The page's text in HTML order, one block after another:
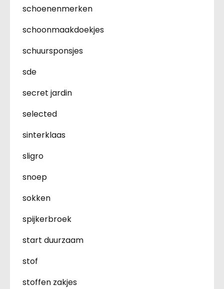
schoenenmerken
schoonmaakdoekjes
schuursponsjes
sde
secret jardin
selected
sinterklaas
sligro
snoep
sokken
spijkerbroek
start duurzaam
stof
stoffen zakjes